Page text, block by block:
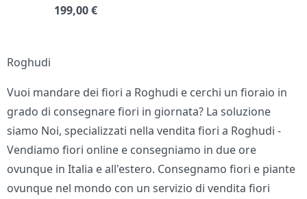
199,00 €
Roghudi
Vuoi mandare dei fiori a Roghudi e cerchi un fioraio in
grado di consegnare fiori in giornata? La soluzione
siamo Noi, specializzati nella vendita fiori a Roghudi -
Vendiamo fiori online e consegniamo in due ore
ovunque in Italia e all'estero. Consegnamo fiori e piante
ovunque nel mondo con un servizio di vendita fiori